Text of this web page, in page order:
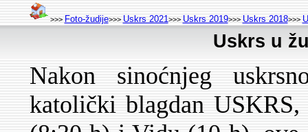
>>> Foto-žudije>>> Uskrs 2021>>> Uskrs 2019>>> Uskrs 2018>>>
Uskrs u
Nakon sinoćnjeg
katolički blagdan